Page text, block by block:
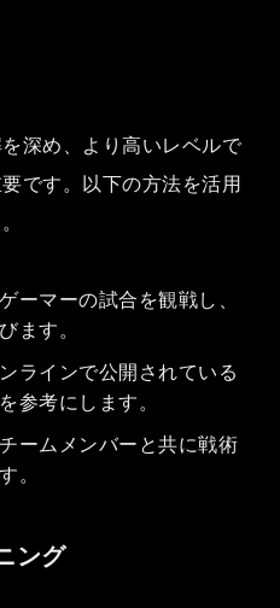
深め、より高いレベルで
です。以下の方法を活用
ーマーの試合を観戦し、
ます。
ンラインで公開されている
参考にします。
チームメンバーと共に戦術
。
ング